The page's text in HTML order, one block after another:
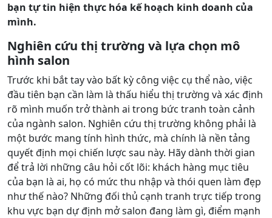
bạn tự tin hiện thực hóa kế hoạch kinh doanh của
mình.
Nghiên cứu thị trường và lựa chọn mô
hình salon
Trước khi bắt tay vào bất kỳ công việc cụ thể nào, việc
đầu tiên bạn cần làm là thấu hiểu thị trường và xác định
rõ mình muốn trở thành ai trong bức tranh toàn cảnh
của ngành salon. Nghiên cứu thị trường không phải là
một bước mang tính hình thức, mà chính là nền tảng
quyết định mọi chiến lược sau này. Hãy dành thời gian
để trả lời những câu hỏi cốt lõi: khách hàng mục tiêu
của bạn là ai, họ có mức thu nhập và thói quen làm đẹp
như thế nào? Những đối thủ cạnh tranh trực tiếp trong
khu vực bạn dự định mở salon đang làm gì, điểm mạnh